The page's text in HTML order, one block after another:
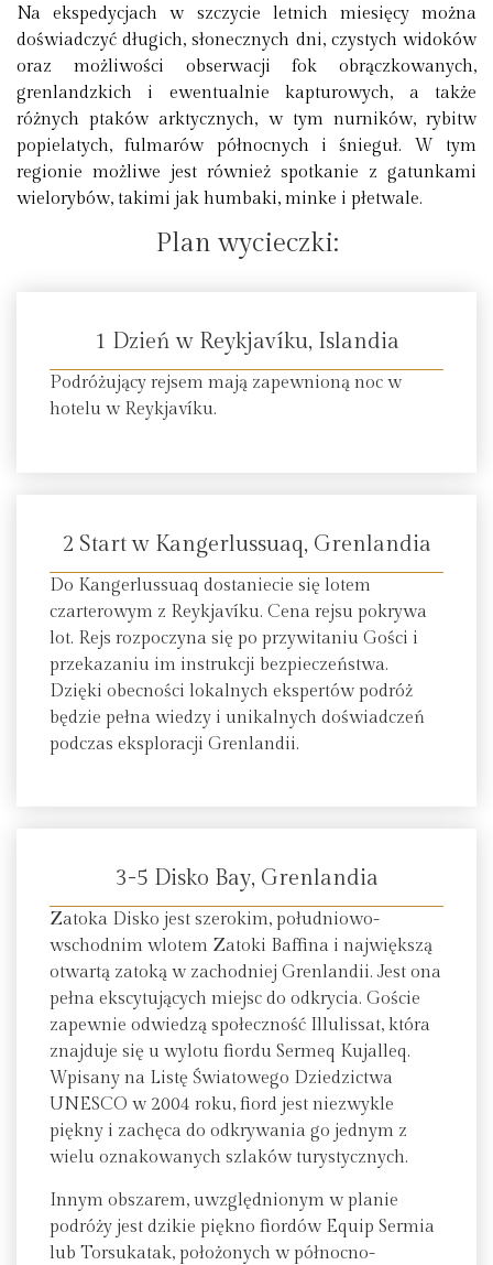
Na ekspedycjach w szczycie letnich miesięcy można
doświadczyć długich, słonecznych dni, czystych widoków
oraz możliwości obserwacji fok obrączkowanych,
grenlandzkich i ewentualnie kapturowych, a także
różnych ptaków arktycznych, w tym nurników, rybitw
popielatych, fulmarów północnych i śnieguł. W tym
regionie możliwe jest również spotkanie z gatunkami
wielorybów, takimi jak humbaki, minke i płetwale.
Plan wycieczki:
1 Dzień w Reykjavíku, Islandia
Podróżujący rejsem mają zapewnioną noc w
hotelu w Reykjavíku.
2 Start w Kangerlussuaq, Grenlandia
Do Kangerlussuaq dostaniecie się lotem
czarterowym z Reykjavíku. Cena rejsu pokrywa
lot. Rejs rozpoczyna się po przywitaniu Gości i
przekazaniu im instrukcji bezpieczeństwa.
Dzięki obecności lokalnych ekspertów podróż
będzie pełna wiedzy i unikalnych doświadczeń
podczas eksploracji Grenlandii.
3-5 Disko Bay, Grenlandia
Zatoka Disko jest szerokim, południowo-
wschodnim wlotem Zatoki Baffina i największą
otwartą zatoką w zachodniej Grenlandii. Jest ona
pełna ekscytujących miejsc do odkrycia. Goście
zapewnie odwiedzą społeczność Illulissat, która
znajduje się u wylotu fiordu Sermeq Kujalleq.
Wpisany na Listę Światowego Dziedzictwa
UNESCO w 2004 roku, fiord jest niezwykle
piękny i zachęca do odkrywania go jednym z
wielu oznakowanych szlaków turystycznych.
Innym obszarem, uwzględnionym w planie
podróży jest dzikie piękno fiordów Equip Sermia
lub Torsukatak, położonych w północno-